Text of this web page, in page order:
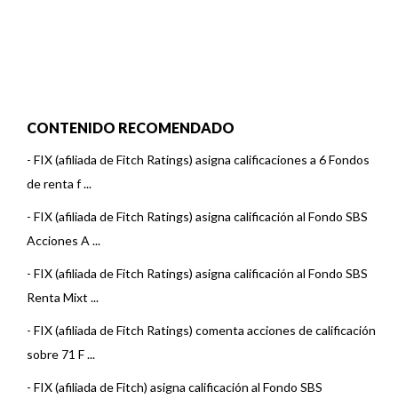
CONTENIDO RECOMENDADO
- FIX (afiliada de Fitch Ratings) asigna calificaciones a 6 Fondos
de renta f ...
- FIX (afiliada de Fitch Ratings) asigna calificación al Fondo SBS
Acciones A ...
- FIX (afiliada de Fitch Ratings) asigna calificación al Fondo SBS
Renta Mixt ...
- FIX (afiliada de Fitch Ratings) comenta acciones de calificación
sobre 71 F ...
- FIX (afiliada de Fitch) asigna calificación al Fondo SBS